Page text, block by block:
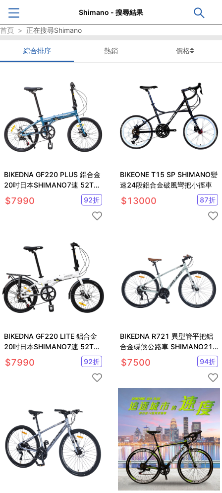
Shimano - 搜尋結果
首頁 > 正在搜尋Shimano
綜合排序 熱銷 價格
BIKEDNA GF220 PLUS 鋁合金
20吋日本SHIMANO7速 52T大
盤折疊車
$7990 92折
BIKEONE T15 SP SHIMANO變
速24段鋁合金破風彎把小徑車
$13000 87折
BIKEDNA GF220 LITE 鋁合金
20吋日本SHIMANO7速 52T大
盤折疊車
$7990 92折
BIKEDNA R721 異型管平把鋁
合金碟煞公路車 SHIMANO21
速煞變合一內走線
$7500 94折